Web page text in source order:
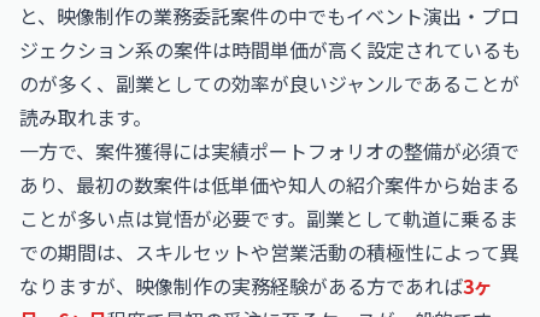
と、映像制作の業務委託案件の中でもイベント演出・プロ
ジェクション系の案件は時間単価が高く設定されているも
のが多く、副業としての効率が良いジャンルであることが
読み取れます。
一方で、案件獲得には実績ポートフォリオの整備が必須で
あり、最初の数案件は低単価や知人の紹介案件から始まる
ことが多い点は覚悟が必要です。副業として軌道に乗るま
での期間は、スキルセットや営業活動の積極性によって異
なりますが、映像制作の実務経験がある方であれば3ヶ